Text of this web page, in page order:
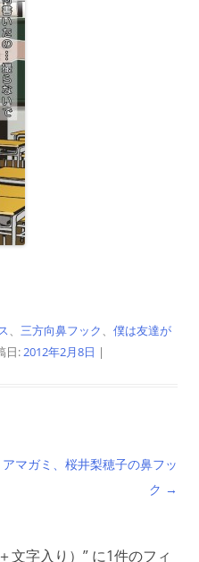
、 三方向鼻フック、 僕は友達が
日:2012年2月8日 |
アマガミ、桜井梨穂子の鼻フッ
ク →
文字入り） ” に1件のフィ